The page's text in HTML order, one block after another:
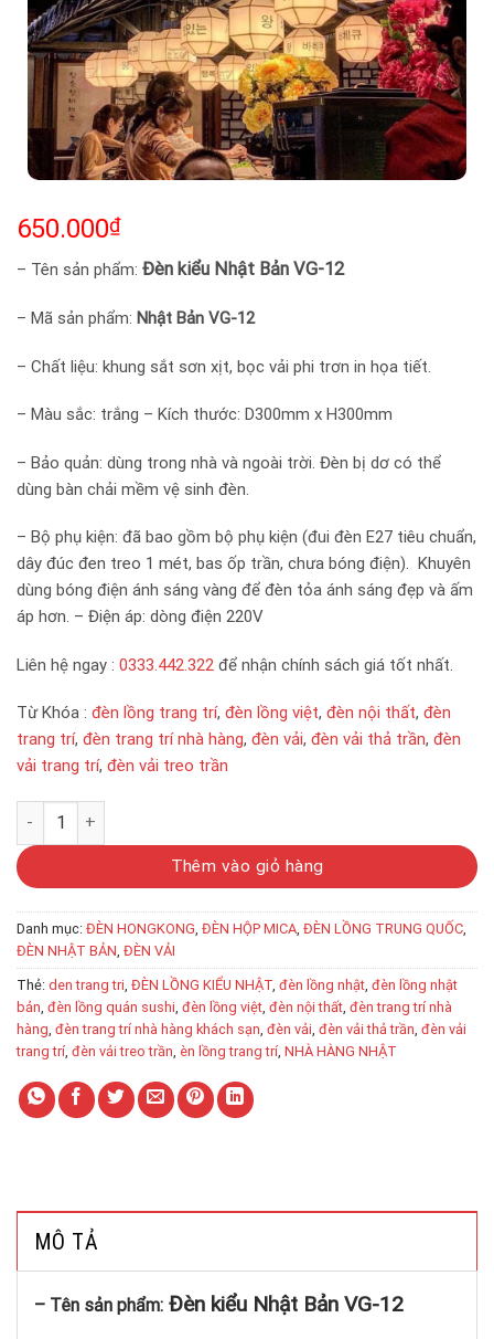
650.000₫
– Tên sản phẩm: Đèn kiểu Nhật Bản VG-12
– Mã sản phẩm: Nhật Bản VG-12
– Chất liệu: khung sắt sơn xịt, bọc vải phi trơn in họa tiết.
– Màu sắc: trắng – Kích thước: D300mm x H300mm
– Bảo quản: dùng trong nhà và ngoài trời. Đèn bị dơ có thể
dùng bàn chải mềm vệ sinh đèn.
– Bộ phụ kiện: đã bao gồm bộ phụ kiện (đui đèn E27 tiêu chuẩn,
dây đúc đen treo 1 mét, bas ốp trần, chưa bóng điện). Khuyên
dùng bóng điện ánh sáng vàng để đèn tỏa ánh sáng đẹp và ấm
áp hơn. – Điện áp: dòng điện 220V
Liên hệ ngay : 0333.442.322 để nhận chính sách giá tốt nhất.
Từ Khóa : đèn lồng trang trí, đèn lồng việt, đèn nội thất, đèn
trang trí, đèn trang trí nhà hàng, đèn vải, đèn vải thả trần, đèn
vải trang trí, đèn vải treo trần
Đèn Vải kiểu Nhật Bản VG-12 số lượng
Thêm vào giỏ hàng
Danh mục: ĐÈN HONGKONG ĐÈN HỘP MICA ĐÈN LỒNG TRUNG QUỐC
ĐÈN NHẬT BẢN ĐÈN VẢI
Thẻ: den trang tri ĐÈN LỒNG KIỂU NHẬT đèn lồng nhật đèn lồng nhật
bản đèn lồng quán sushi đèn lồng việt đèn nội thất đèn trang trí nhà
hàng đèn trang trí nhà hàng khách sạn đèn vải đèn vải thả trần đèn vải
trang trí đèn vải treo trần èn lồng trang trí NHÀ HÀNG NHẬT
MÔ TẢ
– Tên sản phẩm: Đèn kiểu Nhật Bản VG-12